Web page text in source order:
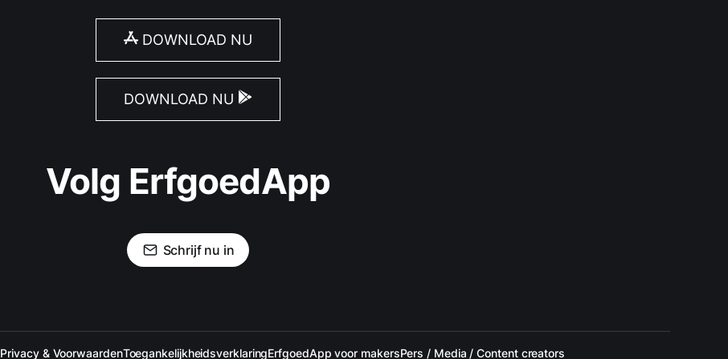
DOWNLOAD NU
DOWNLOAD NU
Volg ErfgoedApp
Schrijf nu in
Privacy & VoorwaardenToegankelijkheidsverklaringErfgoedApp voor makersPers / Media / Content creators